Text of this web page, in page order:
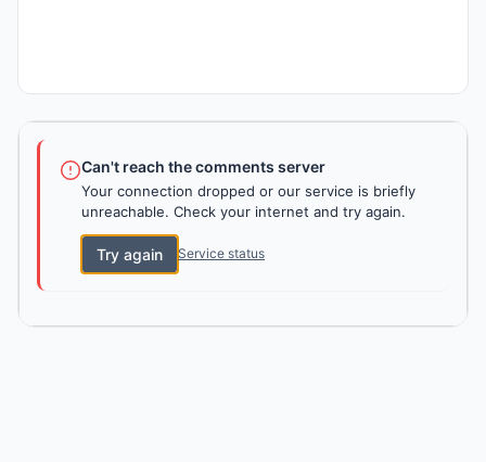
Can't reach the comments server
Your connection dropped or our service is briefly
unreachable. Check your internet and try again.
Try again Service status